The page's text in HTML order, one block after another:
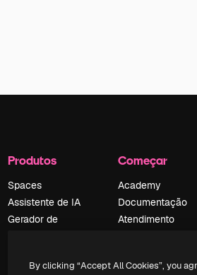
Produtos
Spaces
Assistente de IA
Gerador de
Texto para voz
Começar
Academy
Documentação
Atendimento
Política de
By clicking “Accept All Cookies”, you